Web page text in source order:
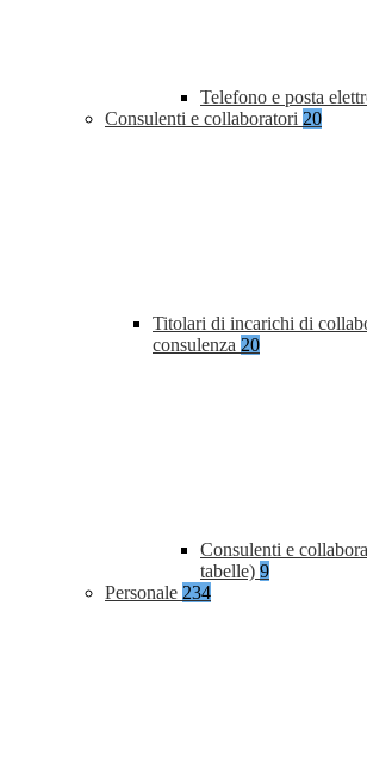
Telefono e posta
Consulenti e collaboratori 20
Titolari di incarichi di
consulenza 20
Consulenti e
tabelle) 9
Personale 234